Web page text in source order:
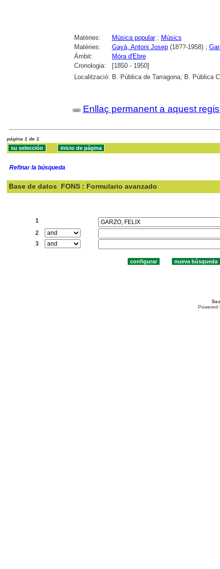
Matèries: Música popular; Músics
Matèries:
Gayà, Antoni Josep(18??-1958) ;
Àmbit:
Móra d'Ebre
Cronologia:
[1850 - 1950]
Localització: B. Pública de Tarragona; B. Pública
Enllaç permanent a aquest
página 1 de 1
Refinar la búsqueda
Base de datos FONS : Formulario avanzado
1
2
3
Powered